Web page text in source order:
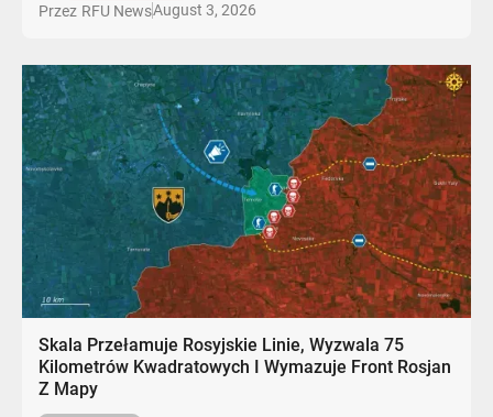
Przez RFU NewsAugust 3, 2026
Skala Przełamuje Rosyjskie Linie, Wyzwala 75
Kilometrów Kwadratowych I Wymazuje Front Rosjan
Z Mapy